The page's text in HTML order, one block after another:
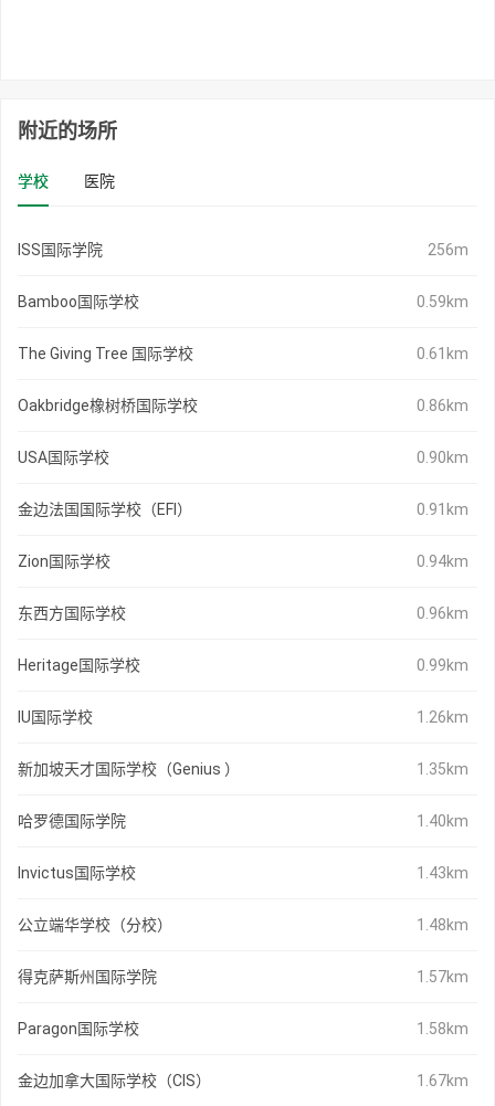
附近的场所
学校 医院
ISS国际学院 256m
Bamboo国际学校 0.59km
The Giving Tree 国际学校 0.61km
Oakbridge橡树桥国际学校 0.86km
USA国际学校 0.90km
金边法国国际学校（EFI） 0.91km
Zion国际学校 0.94km
东西方国际学校 0.96km
Heritage国际学校 0.99km
IU国际学校 1.26km
新加坡天才国际学校（Genius ） 1.35km
哈罗德国际学院 1.40km
Invictus国际学校 1.43km
公立端华学校（分校） 1.48km
得克萨斯州国际学院 1.57km
Paragon国际学校 1.58km
金边加拿大国际学校（CIS） 1.67km